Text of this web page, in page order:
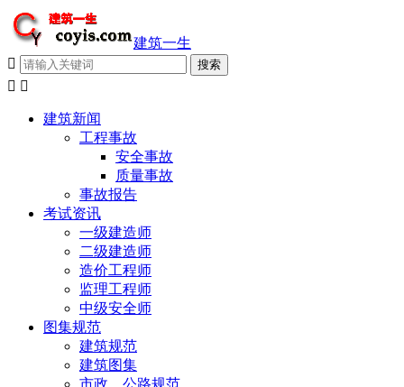
建筑一生

 
建筑新闻
工程事故
安全事故
质量事故
事故报告
考试资讯
一级建造师
二级建造师
造价工程师
监理工程师
中级安全师
图集规范
建筑规范
建筑图集
市政、公路规范